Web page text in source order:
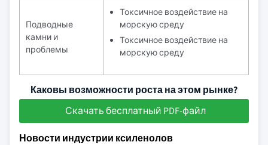
Подводные
камни и
проблемы
Токсичное воздействие на
морскую среду
Токсичное воздействие на
морскую среду
Каковы возможности роста на этом рынке?
Скачать бесплатный PDF-файл
Новости индустрии ксиленолов